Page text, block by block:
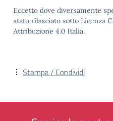
Eccetto dove diversamente
stato rilasciato sotto Licenza
Attribuzione 4.0 Italia.
Stampa / Condividi